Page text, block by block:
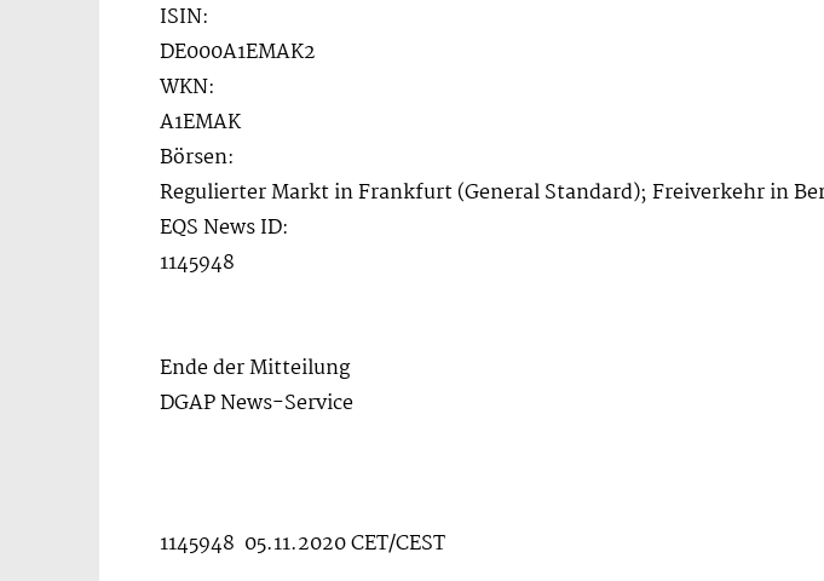
ISIN:
DE000A1EMAK2
WKN:
A1EMAK
Börsen:
Regulierter Markt in Frankfurt (General Standard); Freiverkehr in
EQS News ID:
1145948
Ende der Mitteilung
DGAP News-Service
1145948 05.11.2020 CET/CEST